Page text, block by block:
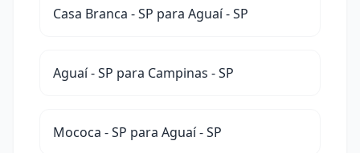
Casa Branca - SP para Aguaí - SP
Aguaí - SP para Campinas - SP
Mococa - SP para Aguaí - SP